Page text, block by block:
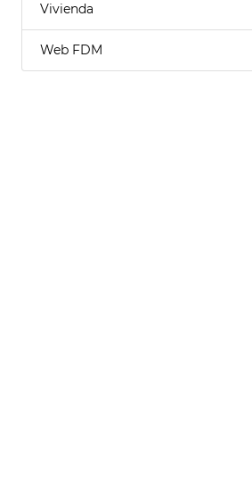
Vivienda
Web FDM